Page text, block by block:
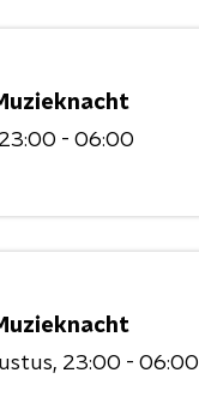
23:00 - 06:00
23:00 - 06:00